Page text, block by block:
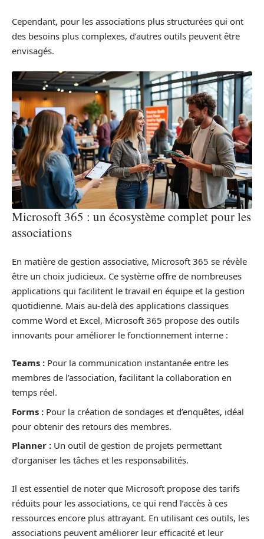
Cependant, pour les associations plus structurées qui ont
des besoins plus complexes, d’autres outils peuvent être
envisagés.
Microsoft 365 : un écosystème complet pour les
associations
En matière de gestion associative, Microsoft 365 se révèle
être un choix judicieux. Ce système offre de nombreuses
applications qui facilitent le travail en équipe et la gestion
quotidienne. Mais au-delà des applications classiques
comme Word et Excel, Microsoft 365 propose des outils
innovants pour améliorer le fonctionnement interne :
Teams : Pour la communication instantanée entre les
membres de l’association, facilitant la collaboration en
temps réel.
Forms : Pour la création de sondages et d’enquêtes, idéal
pour obtenir des retours des membres.
Planner : Un outil de gestion de projets permettant
d’organiser les tâches et les responsabilités.
Il est essentiel de noter que Microsoft propose des tarifs
réduits pour les associations, ce qui rend l’accès à ces
ressources encore plus attrayant. En utilisant ces outils, les
associations peuvent améliorer leur efficacité et leur